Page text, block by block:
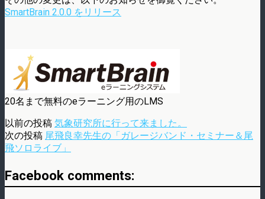
SmartBrain 2.0.0 をリリース
20名まで無料のeラーニング用のLMS
以前の投稿 気象研究所に行って来ました。
次の投稿 尾飛良幸先生の「ガレージバンド・セミナー＆尾
飛ソロライブ」
Facebook comments: